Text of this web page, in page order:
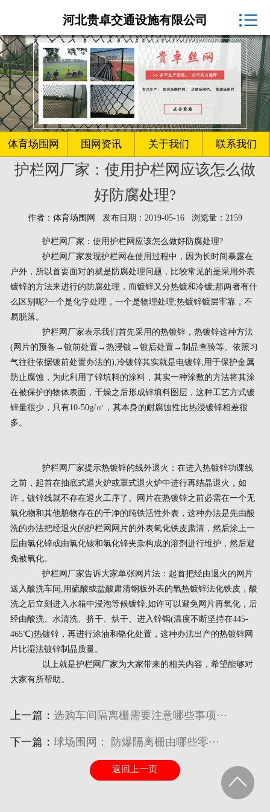
体育场围网厂家
球场围网
客户案例
围网资讯
生产车间
关于我们
河北贵卓交通设施有限公司 
体育场围网 围网资讯 关于我们 联系我们
护栏网厂家：使用护栏网应该怎么做
好防腐处理?
作者：体育场围网 发布日期：2019-05-16 浏览量：2159
护栏网厂家：使用护栏网应该怎么做好防腐处理?
护栏网厂家发现护栏网在使用过程中，因为长时间暴露在
户外，所以首要面对的就是防腐处理问题，比较常见的是采用外表
镀锌的方法来进行的防腐处理，而镀锌又分热镀和冷镀;那两者有什
么区别呢?一个是化学处理，一个是物理处理;热镀锌镀层牢靠，不
易脱落。
护栏网厂家表示我们首先采用的热镀锌，热镀锌这种方法
(网片的预备→镀前处置→热浸镀→镀后处置→制品查验等。依照习
气往往依据镀前处置办法的);冷镀锌其实就是电镀锌;用于保护金属
防止腐蚀，为此利用了锌填料的涂料，其实一种涂敷的方法将其涂
在被保护的物体表面，干燥之后形成锌填料图层，这种工艺方式镀
锌量很少，只有10-50g/㎡，其本身的耐腐蚀性比热浸镀锌相差很
多。
护栏网厂家提示热镀锌的线外退火：在进入热镀锌功课线
之前，起首在抽底式退火炉或罩式退火炉中进行再结晶退火，如
许，镀锌线就不存在退火工序了。网片在热镀锌之前必需在一个无
氧化物和其他脏物存在的干净的纯铁活性外表，这种办法是先由酸
洗的办法把经退火的护栏网网片的外表氧化铁皮肃清，然后涂上一
层由氯化锌或由氯化铵和氯化锌夹杂构成的溶剂进行维护，然后避
免被氧化。
护栏网厂家告诉大家单张网片法：起首把经由退火的网片
送入酸洗车间,用硫酸或盐酸肃清钢板外表的氧热镀锌法化铁皮，酸
洗之后立刻进入水箱中浸泡等候镀锌,如许可以避免网片再氧化，后
经由酸洗、水清洗、挤干、烘干、进入锌锅(温度不断坚持在445-
465℃)热镀锌，再进行涂油和铬化处置，这种办法出产的热镀锌网
片比湿法镀锌制品质量。
以上就是护栏网厂家为大家带来的相关内容，希望能够对
大家有所帮助。
上一篇： 选购车间隔离栅需要注意哪些事项···
下一篇： 球场围网： 防爆隔离栅由哪些零···
返回上一页